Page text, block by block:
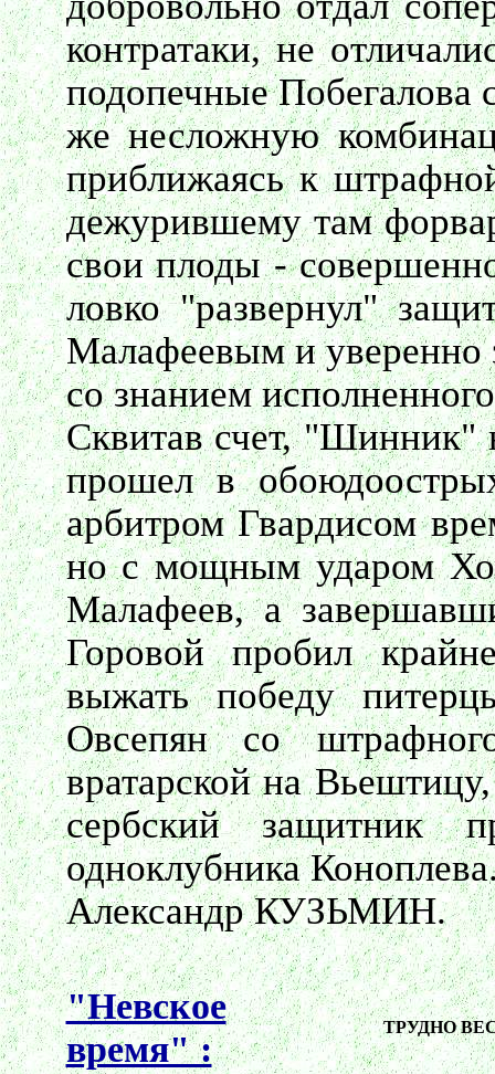
контратаки, не
подопечные Побегалова
же несложную
приближаясь к
дежурившему там
свои плоды -
ловко "развернул"
Малафеевым и уверенно
со знанием
Сквитав счет, "Шинник"
прошел в
арбитром Гвардисом
но с мощным ударом
Малафеев, а
Горовой пробил
выжать победу
Овсепян со
вратарской на
сербский защитник
одноклубника
Александр КУЗЬМИН.
"Невское
время" :
ТРУДНО